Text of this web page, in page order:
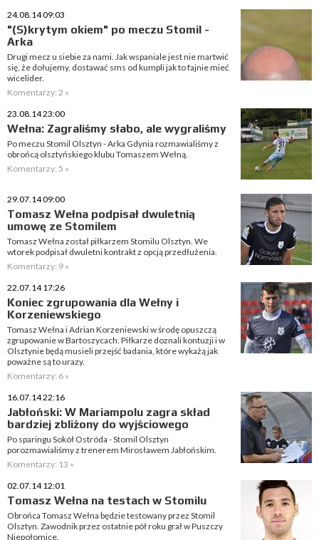
24.08.14 09:03
"(S)krytym okiem" po meczu Stomil -
Arka
Drugi mecz u siebie za nami. Jak wspaniale jest nie martwić
się, że dołujemy, dostawać sms od kumpli jak to fajnie mieć
wicelider.
Komentarzy: 2 »
23.08.14 23:00
Wełna: Zagraliśmy słabo, ale wygraliśmy
Po meczu Stomil Olsztyn - Arka Gdynia rozmawialiśmy z
obrońcą olsztyńskiego klubu Tomaszem Wełną.
Komentarzy: 5 »
29.07.14 09:00
Tomasz Wełna podpisał dwuletnią
umowę ze Stomilem
Tomasz Wełna został piłkarzem Stomilu Olsztyn. We
wtorek podpisał dwuletni kontrakt z opcją przedłużenia.
Komentarzy: 9 »
22.07.14 17:26
Koniec zgrupowania dla Wełny i
Korzeniewskiego
Tomasz Wełna i Adrian Korzeniewski w środę opuszczą
zgrupowanie w Bartoszycach. Piłkarze doznali kontuzji i w
Olsztynie będą musieli przejść badania, które wykażą jak
poważne są to urazy.
Komentarzy: 6 »
16.07.14 22:16
Jabłoński: W Mariampolu zagra skład
bardziej zbliżony do wyjściowego
Po sparingu Sokół Ostróda - Stomil Olsztyn
porozmawialiśmy z trenerem Mirosławem Jabłońskim.
Komentarzy: 13 »
02.07.14 12:01
Tomasz Wełna na testach w Stomilu
Obrońca Tomasz Wełna będzie testowany przez Stomil
Olsztyn. Zawodnik przez ostatnie pół roku grał w Puszczy
Niepołomice.